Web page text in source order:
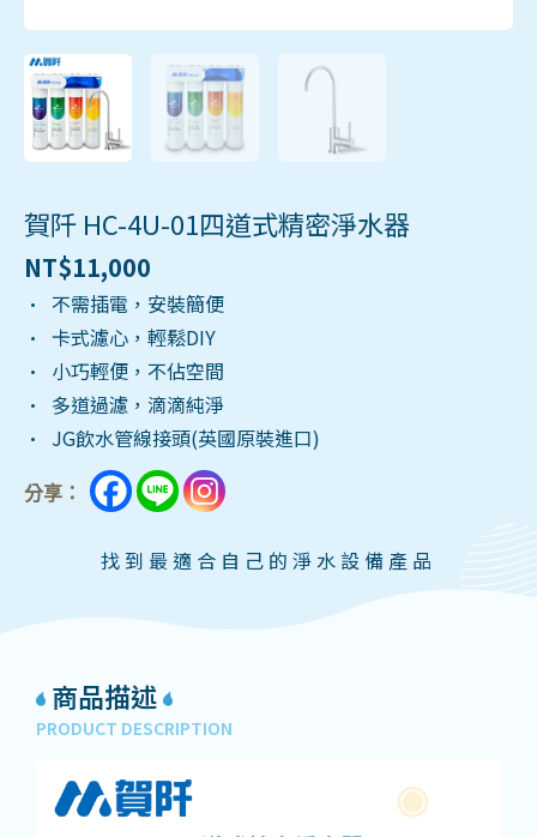
賀阡 HC-4U-01四道式精密淨水器
NT$11,000
• 不需插電，安裝簡便
• 卡式濾心，輕鬆DIY
• 小巧輕便，不佔空間
• 多道過濾，滴滴純淨
• JG飲水管線接頭(英國原裝進口)
分享：
找到最適合自己的淨水設備產品
商品描述
PRODUCT DESCRIPTION